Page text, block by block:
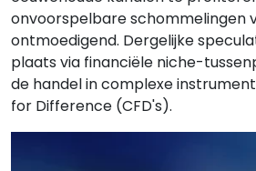
onvoorspelbare schommelingen
ontmoedigend. Dergelijke
plaats via financiële niche-
de handel in complexe
for Difference (CFD's).